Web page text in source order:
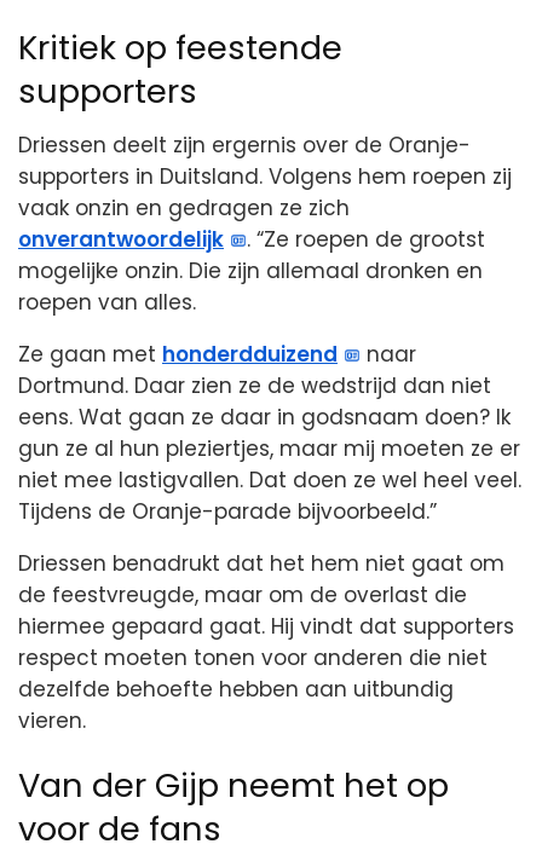
Kritiek op feestende
supporters
Driessen deelt zijn ergernis over de Oranje-
supporters in Duitsland. Volgens hem roepen zij
vaak onzin en gedragen ze zich
onverantwoordelijk
. “Ze roepen de grootst
mogelijke onzin. Die zijn allemaal dronken en
roepen van alles.
Ze gaan met honderdduizend
naar
Dortmund. Daar zien ze de wedstrijd dan niet
eens. Wat gaan ze daar in godsnaam doen? Ik
gun ze al hun pleziertjes, maar mij moeten ze er
niet mee lastigvallen. Dat doen ze wel heel veel.
Tijdens de Oranje-parade bijvoorbeeld.”
Driessen benadrukt dat het hem niet gaat om
de feestvreugde, maar om de overlast die
hiermee gepaard gaat. Hij vindt dat supporters
respect moeten tonen voor anderen die niet
dezelfde behoefte hebben aan uitbundig
vieren.
Van der Gijp neemt het op
voor de fans